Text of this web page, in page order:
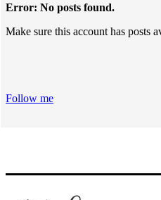
Error: No posts found.
Make sure this account has posts
Follow me